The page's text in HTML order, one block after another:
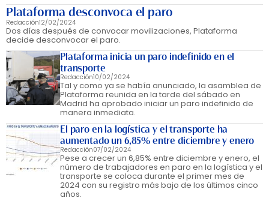
Plataforma desconvoca el paro
Redacción12/02/2024
Dos días después de convocar movilizaciones, Plataforma
decide desconvocar el paro.
Plataforma inicia un paro indefinido en el
transporte
Redacción10/02/2024
Tal y como ya se había anunciado, la asamblea de
Plataforma reunida en la tarde del sábado en
Madrid ha aprobado iniciar un paro indefinido de
manera inmediata.
El paro en la logística y el transporte ha
aumentado un 6,85% entre diciembre y enero
Redacción07/02/2024
Pese a crecer un 6,85% entre diciembre y enero, el
número de trabajadores en paro en la logística y el
transporte se coloca durante el primer mes de
2024 con su registro más bajo de los últimos cinco
años.